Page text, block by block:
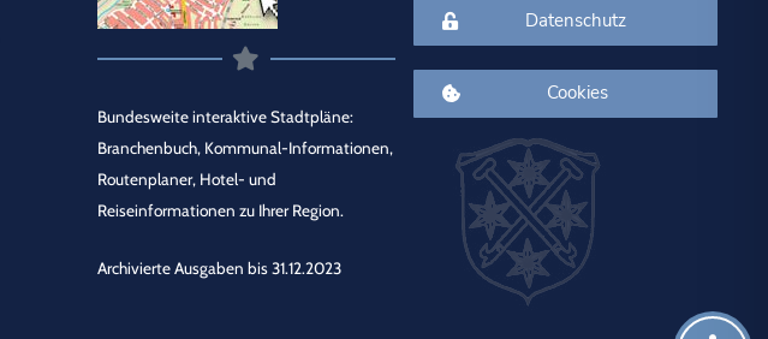
Bundesweite interaktive Stadtpläne:
Branchenbuch, Kommunal-Informationen,
Routenplaner, Hotel- und
Reiseinformationen zu Ihrer Region.
Archivierte Ausgaben bis 31.12.2023
Datenschutz
Cookies